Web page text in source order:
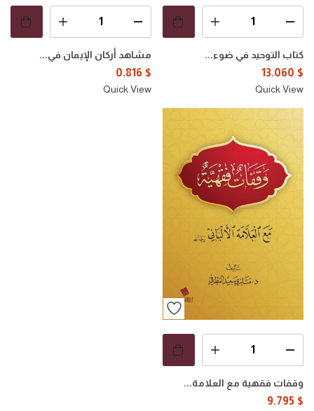
كتاب التوحيد في ضوء...
13.060 $
Quick View
مشاهد أركان الإيمان في...
0.816 $
Quick View
وقفات فقهية مع العلامة...
9.795 $